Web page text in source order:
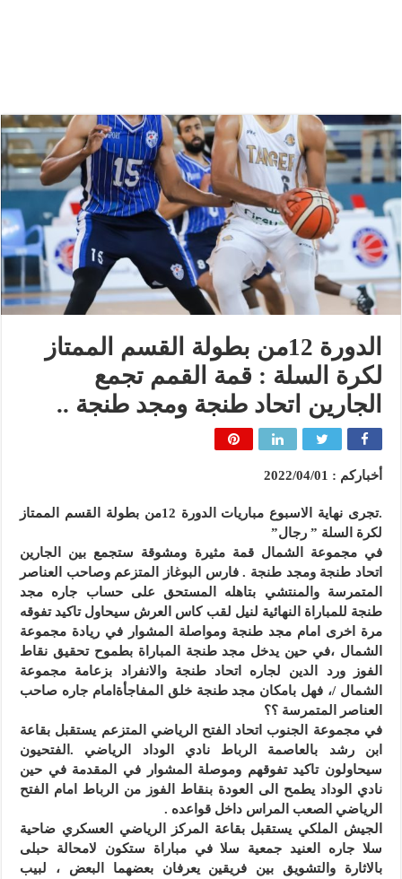
الدورة 12من بطولة القسم الممتاز
لكرة السلة : قمة القمم تجمع
الجارين اتحاد طنجة ومجد طنجة ..
أخباركم : 2022/04/01
.تجرى نهاية الاسبوع مباريات الدورة 12من بطولة القسم الممتاز
لكرة السلة ” رجال”
في مجموعة الشمال قمة مثيرة ومشوقة ستجمع بين الجارين
اتحاد طنجة ومجد طنجة . فارس البوغاز المتزعم وصاحب العناصر
المتمرسة والمنتشي بتاهله المستحق على حساب جاره مجد
طنجة للمباراة النهائية لنيل لقب كاس العرش سيحاول تاكيد تفوقه
مرة اخرى امام مجد طنجة ومواصلة المشوار في ريادة مجموعة
الشمال ،في حين يدخل مجد طنجة المباراة بطموح تحقيق نقاط
الفوز ورد الدين لجاره اتحاد طنجة والانفراد بزعامة مجموعة
الشمال /، فهل بامكان مجد طنجة خلق المفاجأةامام جاره صاحب
العناصر المتمرسة ؟؟
في مجموعة الجنوب اتحاد الفتح الرياضي المتزعم يستقبل بقاعة
ابن رشد بالعاصمة الرباط نادي الوداد الرياضي .الفتحيون
سيحاولون تاكيد تفوقهم وموصلة المشوار في المقدمة في حين
نادي الوداد يطمح الى العودة بنقاط الفوز من الرباط امام الفتح
الرياضي الصعب المراس داخل قواعده .
الجيش الملكي يستقبل بقاعة المركز الرياضي العسكري ضاحية
سلا جاره العنيد جمعية سلا في مباراة ستكون لامحالة حبلى
بالاثارة والتشويق بين فريقين يعرفان بعضهما البعض ، لبيب